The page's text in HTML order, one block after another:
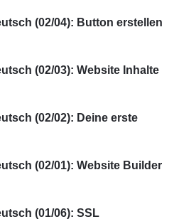
(02/04): Button erstellen
(02/03): Website Inhalte
(02/02): Deine erste
(02/01): Website Builder
(01/06): SSL